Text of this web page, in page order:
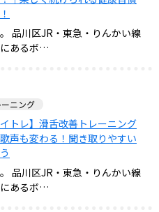
品川区JR・東急・りんかい線
あるボ…
ニング
イトレ】滑舌改善トレーニング
声も変わる！聞き取りやすい
品川区JR・東急・りんかい線
あるボ…